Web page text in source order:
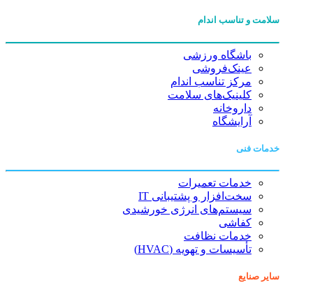
سلامت و تناسب اندام
باشگاه ورزشی
عینک‌فروشی
مرکز تناسب اندام
کلینیک‌های سلامت
داروخانه
آرایشگاه
خدمات فنی
خدمات تعمیرات
سخت‌افزار و پشتیبانی IT
سیستم‌های انرژی خورشیدی
کفاشی
خدمات نظافت
تأسیسات و تهویه (HVAC)
سایر صنایع